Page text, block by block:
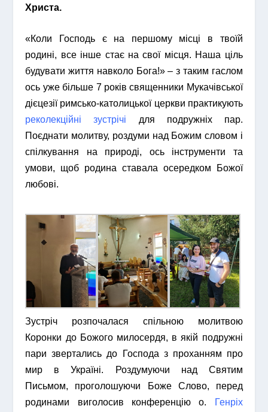
Христа.
«Коли Господь є на першому місці в твоїй
родині, все інше стає на свої місця. Наша ціль
будувати життя навколо Бога!» – з таким гаслом
ось уже більше 7 років священники Мукачівської
дієцезії римсько-католицької церкви практикують
реколекційні зустрічі для подружніх пар.
Поєднати молитву, роздуми над Божим словом і
спілкування на природі, ось інструменти та
умови, щоб родина ставала осередком Божої
любові.
Зустріч розпочалася спільною молитвою
Коронки до Божого милосердя, в якій подружні
пари звертались до Господа з проханням про
мир в Україні. Роздумуючи над Святим
Письмом, проголошуючи Боже Слово, перед
родинами виголосив конференцію о.
Генріх